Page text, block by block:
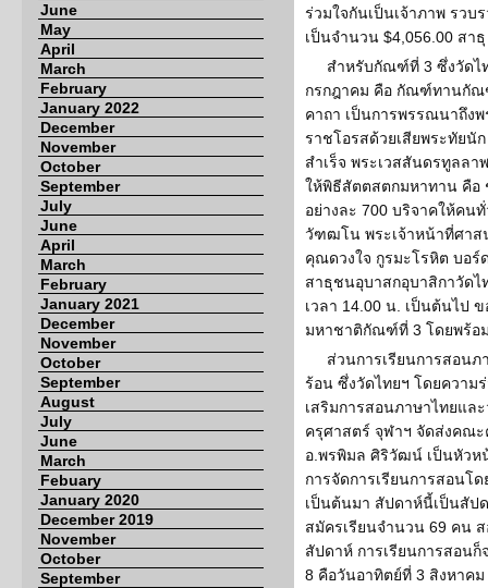
June
May
April
March
February
January 2022
December
November
October
September
July
June
April
March
February
January 2021
December
November
October
September
August
July
June
March
Febuary
January 2020
December 2019
November
October
September
ร่วมใจกันเป็นเจ้าภาพ รว
เป็นจำนวน $4,056.00 ส
สำหรับกัณฑ์ที่ 3 ซึ่งวัดไ
กรกฎาคม คือ กัณฑ์ทานกัณ
คาถา เป็นการพรรณนาถึงพ
ราชโอรสด้วยเสียพระทัยนั
สำเร็จ พระเวสสันดรทูลล
ให้พิธีสัตตสตกมหาทาน คือ
อย่างละ 700 บริจาคให้ค
วัฑฒโน พระเจ้าหน้าที่ศาส
คุณดวงใจ กูรมะโรหิต บอร์
สาธุชนอุบาสกอุบาสิกาวัดไ
เวลา 14.00 น. เป็นต้นไป
มหาชาติกัณฑ์ที่ 3 โดยพร้อ
ส่วนการเรียนการสอน
ร้อน ซึ่งวัดไทยฯ โดยความ
เสริมการสอนภาษาไทยแ
ครุศาสตร์ จุฬาฯ จัดส่งคณ
อ.พรพิมล ศิริวัฒน์ เป็นหัว
การจัดการเรียนการสอนโ
เป็นต้นมา สัปดาห์นี้เป็นสัป
สมัครเรียนจำนวน 69 คน
สัปดาห์ การเรียนการสอน
8 คือวันอาทิตย์ที่ 3 สิงหาค